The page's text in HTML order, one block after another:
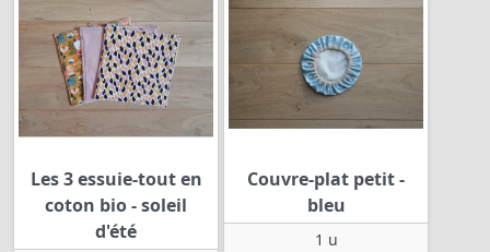
Les 3 essuie-tout en
coton bio - soleil
d'été
Couvre-plat petit -
bleu
1 u